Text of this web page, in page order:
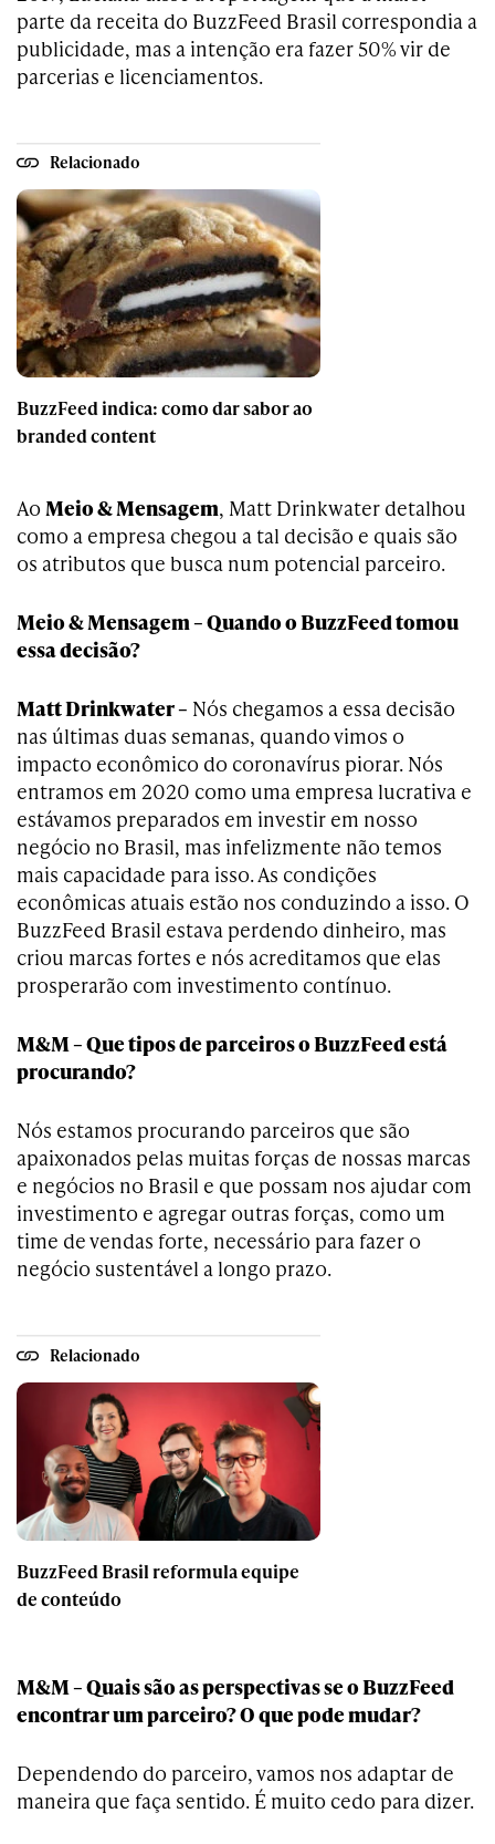
parte da receita do BuzzFeed Brasil correspondia a
publicidade, mas a intenção era fazer 50% vir de
parcerias e licenciamentos.
Relacionado
BuzzFeed indica: como dar sabor ao
branded content
Ao Meio & Mensagem, Matt Drinkwater detalhou
como a empresa chegou a tal decisão e quais são
os atributos que busca num potencial parceiro.
Meio & Mensagem – Quando o BuzzFeed tomou
essa decisão?
Matt Drinkwater – Nós chegamos a essa decisão
nas últimas duas semanas, quando vimos o
impacto econômico do coronavírus piorar. Nós
entramos em 2020 como uma empresa lucrativa e
estávamos preparados em investir em nosso
negócio no Brasil, mas infelizmente não temos
mais capacidade para isso. As condições
econômicas atuais estão nos conduzindo a isso. O
BuzzFeed Brasil estava perdendo dinheiro, mas
criou marcas fortes e nós acreditamos que elas
prosperarão com investimento contínuo.
M&M – Que tipos de parceiros o BuzzFeed está
procurando?
Nós estamos procurando parceiros que são
apaixonados pelas muitas forças de nossas marcas
e negócios no Brasil e que possam nos ajudar com
investimento e agregar outras forças, como um
time de vendas forte, necessário para fazer o
negócio sustentável a longo prazo.
Relacionado
BuzzFeed Brasil reformula equipe
de conteúdo
M&M – Quais são as perspectivas se o BuzzFeed
encontrar um parceiro? O que pode mudar?
Dependendo do parceiro, vamos nos adaptar de
maneira que faça sentido. É muito cedo para dizer.